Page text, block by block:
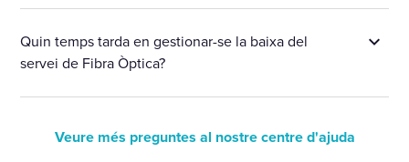
Quin temps tarda en gestionar-se la baixa del
servei de Fibra Òptica?
Veure més preguntes al nostre centre d'ajuda